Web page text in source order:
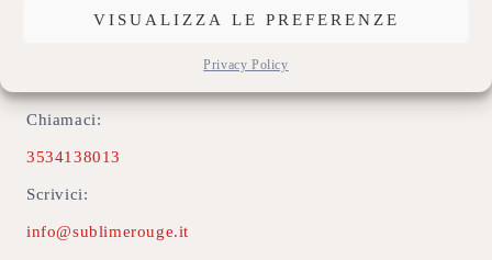
VISUALIZZA LE PREFERENZE
Privacy Policy
Contatti
Chiamaci:
3534138013
Scrivici:
info@sublimerouge.it